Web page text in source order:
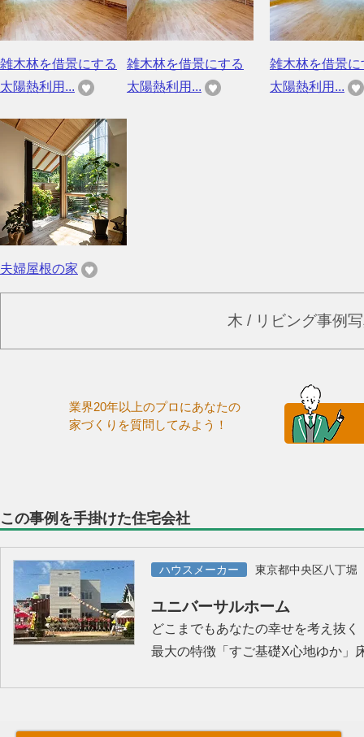
雑木林を借景にする
太陽熱利用...
雑木林を借景にする
太陽熱利用...
雑木林を借景に
太陽熱利用...
夫婦屋根の家
木 / リビング事例
業界20年以上のプロにあなたの
家づくりを質問してみよう！
この事例を手掛けた住宅会社
ハウスメーカー 東京都中央区八丁堀
ユニバーサルホーム
どこまでもあなたの幸せを考え抜く
最大の特徴「すご基礎X心地ゆか